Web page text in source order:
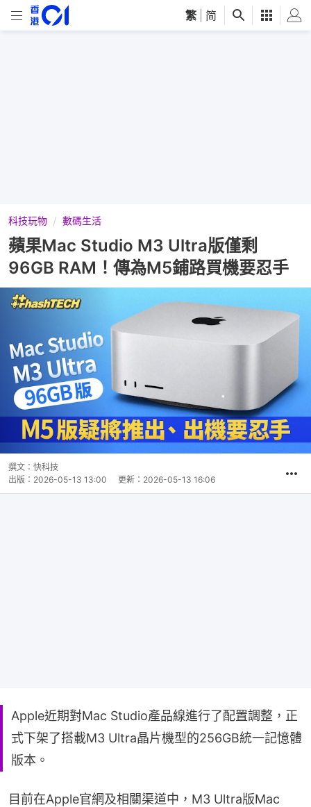
繁 简
科技玩物 數碼生活
蘋果Mac Studio M3 Ultra版僅剩
96GB RAM！傳為M5鋪路買機要忍手
撰文： 快科技
出版： 2026-05-13 13:00 更新： 2026-05-13 16:06
Apple近期對Mac Studio產品線進行了配置調整，正
式下架了搭載M3 Ultra晶片機型的256GB統一記憶體
版本。
目前在Apple官網及相關渠道中，M3 Ultra版Mac